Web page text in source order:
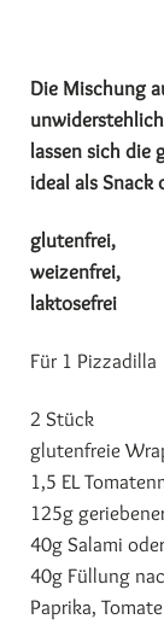
Die Mischung
lassen sich die
ideal als
glutenfrei,
weizenfrei,
laktosefrei
Für 1 Pizzadilla
2 Stück
glutenfreie
1,5 EL
125g
40g Salami
40g Füllung
Paprika,